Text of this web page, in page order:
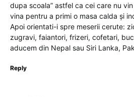
dupa scoala” astfel ca cei care nu
vina pentru a primi o masa calda și
Apoi orientati-i spre meserii cerute:
zugravi, faiantori, frizeri, cofetari,
aducem din Nepal sau Siri Lanka,
Reply